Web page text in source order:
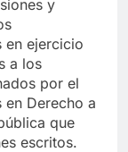
y
en ejercicio
a los
por el
Derecho a
que
escritos.